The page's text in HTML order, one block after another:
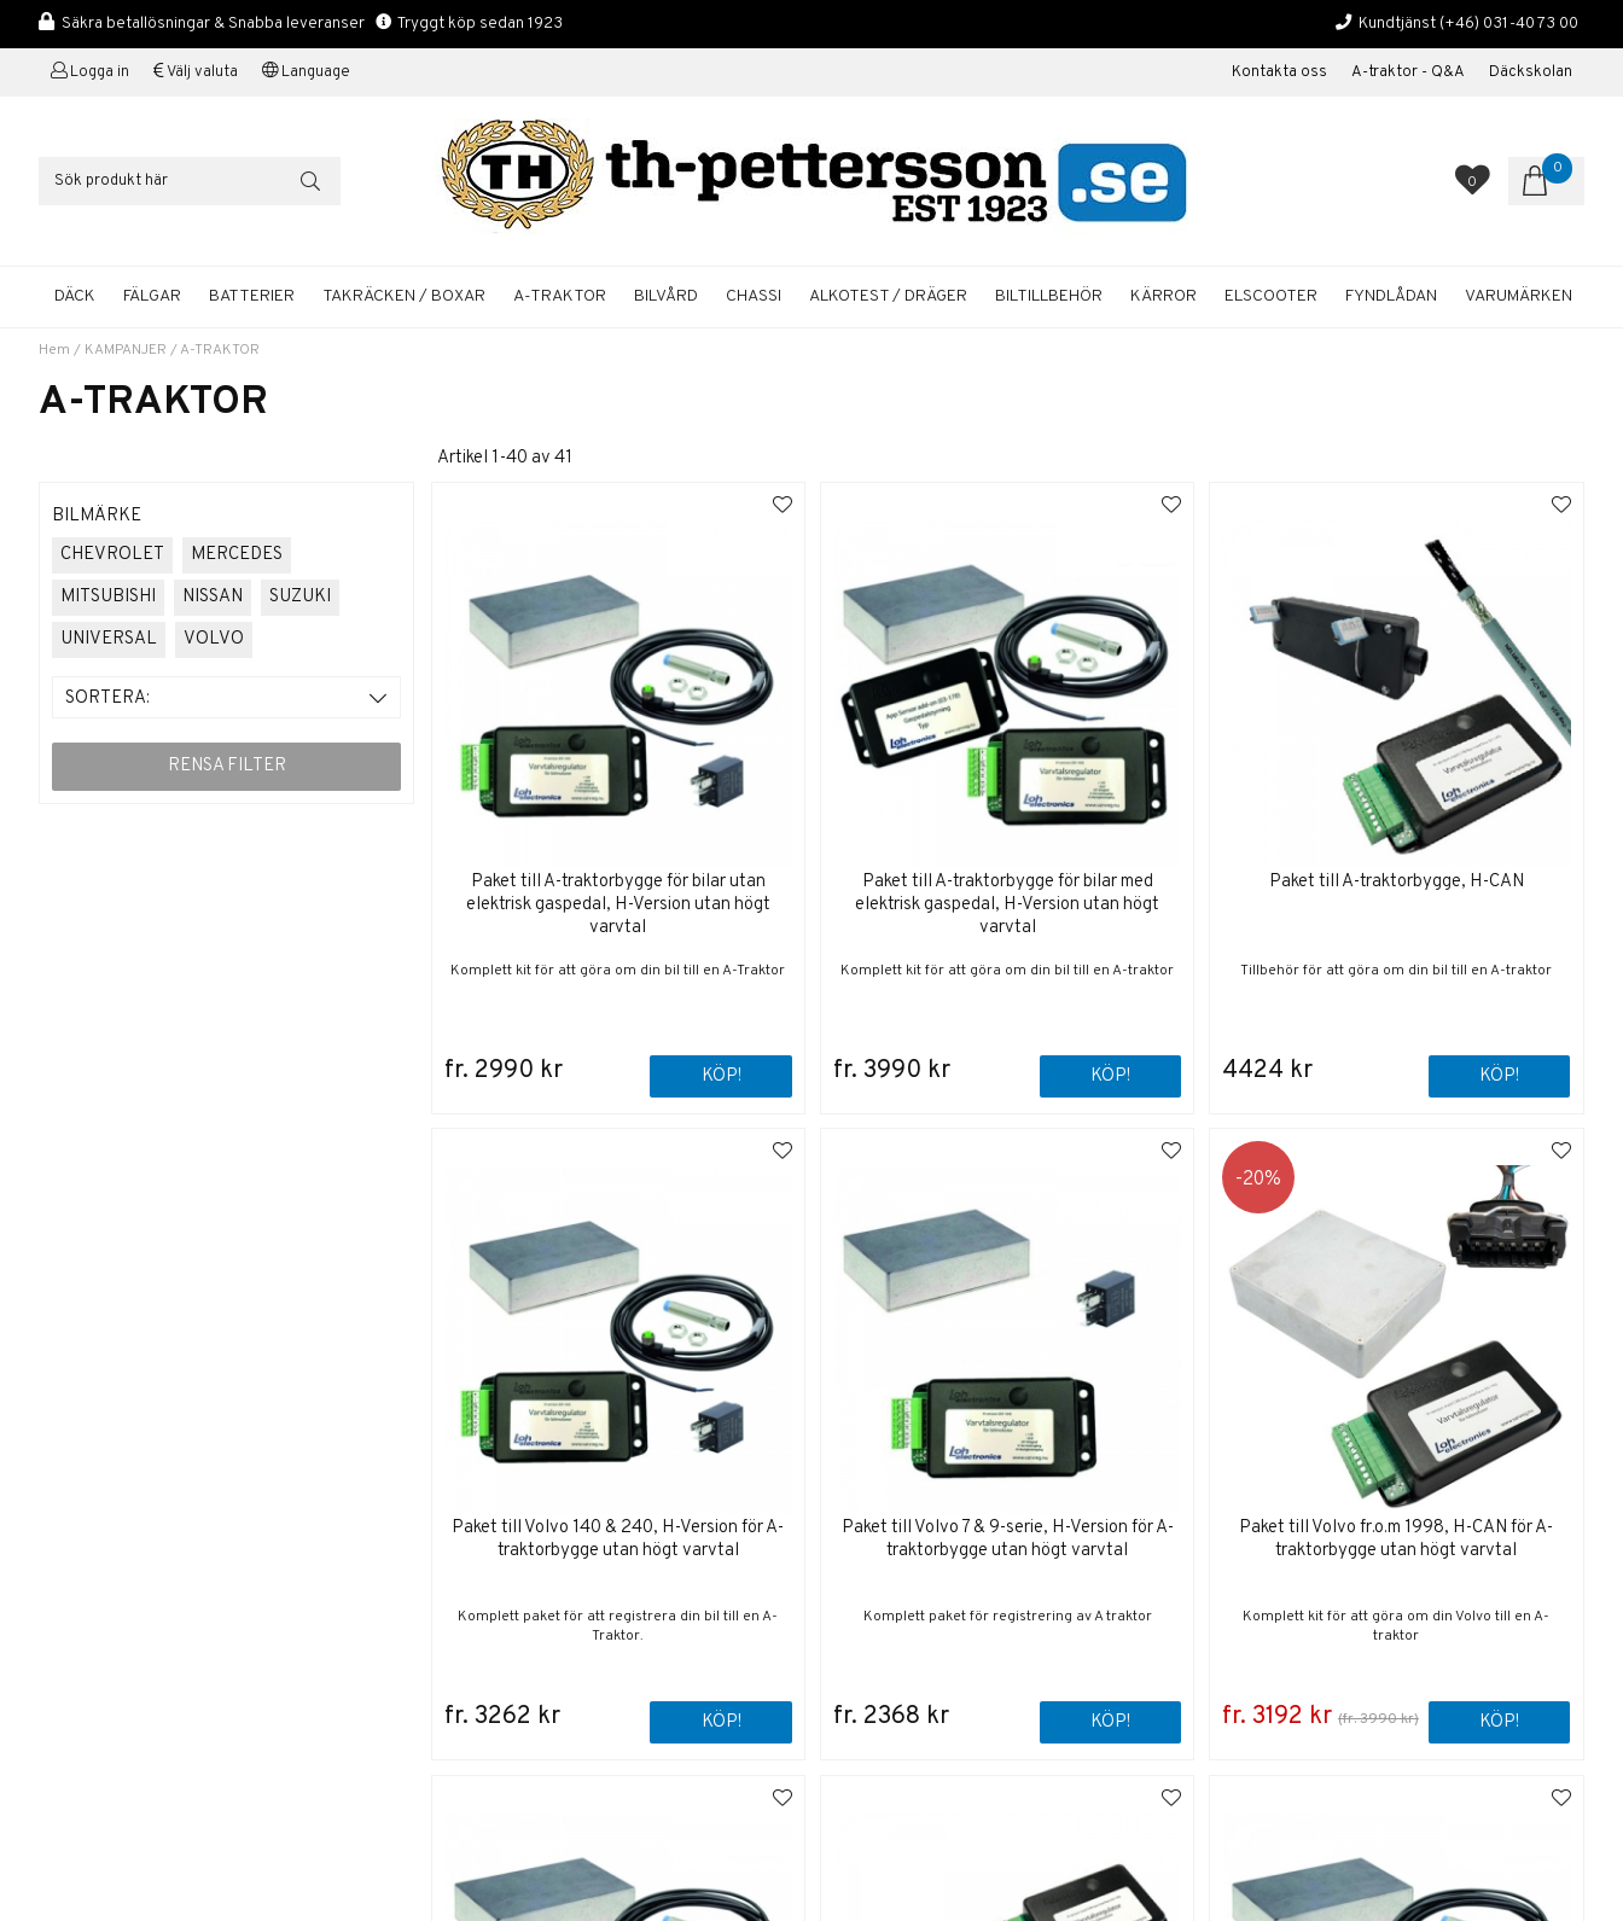
Säkra betallösningar & Snabba leveranser Tryggt köp sedan 1923 Kundtjänst (+46) 031-40 73 00
Logga in Välj valuta Language Kontakta oss A-traktor - Q&A Däckskolan
0
0
DÄCK FÄLGAR BATTERIER TAKRÄCKEN / BOXAR A-TRAKTOR BILVÅRD CHASSI ALKOTEST / DRÄGER BILTILLBEHÖR KÄRROR ELSCOOTER FYNDLÅDAN VARUMÄRKEN
Hem / KAMPANJER /A-TRAKTOR
A-TRAKTOR
Artikel 1-40 av 41
SORTERA:
BILMÄRKE
CHEVROLET
MERCEDES
MITSUBISHI
NISSAN
SUZUKI
UNIVERSAL
VOLVO
RENSA FILTER
Paket till A-traktorbygge för bilar utan
elektrisk gaspedal, H-Version utan högt
varvtal
Komplett kit för att göra om din bil till en A-Traktor
fr. 2990 kr KÖP!
Paket till A-traktorbygge för bilar med
elektrisk gaspedal, H-Version utan högt
varvtal
Komplett kit för att göra om din bil till en A-traktor
fr. 3990 kr KÖP!
Paket till A-traktorbygge, H-CAN
Tillbehör för att göra om din bil till en A-traktor
4424 kr KÖP!
Paket till Volvo 140 & 240, H-Version för A-
traktorbygge utan högt varvtal
Komplett paket för att registrera din bil till en A-
Traktor.
fr. 3262 kr KÖP!
Paket till Volvo 7 & 9-serie, H-Version för A-
traktorbygge utan högt varvtal
Komplett paket för registrering av A traktor
fr. 2368 kr KÖP!
20
Paket till Volvo fr.o.m 1998, H-CAN för A-
traktorbygge utan högt varvtal
Komplett kit för att göra om din Volvo till en A-
traktor
fr. 3192 kr (fr. 3990 kr) KÖP!